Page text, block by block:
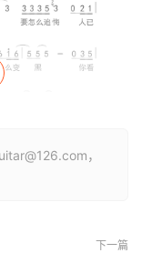
，
下一篇